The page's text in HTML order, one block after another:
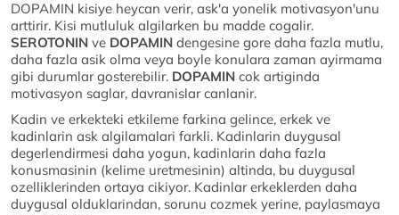
DOPAMIN kisiye heycan verir, ask'a yonelik motivasyon'unu
arttirir. Kisi mutluluk algilarken bu madde cogalir.
SEROTONIN ve DOPAMIN dengesine gore daha fazla mutlu,
daha fazla asik olma veya boyle konulara zaman ayirmama
gibi durumlar gosterebilir. DOPAMIN cok artiginda
motivasyon saglar, davranislar canlanir.
Kadin ve erkekteki etkileme farkina gelince, erkek ve
kadinlarin ask algilamalari farkli. Kadinlarin duygusal
degerlendirmesi daha yogun, kadinlarin daha fazla
konusmasinin (kelime uretmesinin) altinda, bu duygusal
ozelliklerinden ortaya cikiyor. Kadinlar erkeklerden daha
duygusal olduklarindan, sorunu cozmek yerine, paylasmaya